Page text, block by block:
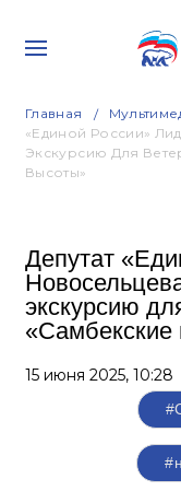
Главная
«Единой России»
Экскурсию Для
Высоты»
Депутат
экскурсию
15 июня 2025, 10:28